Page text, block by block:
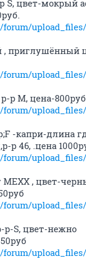
S, цвет-мокрый
upload_files/
, приглушённый
upload_files/
р М, цена-800руб
upload_files/
-капри-длина
р 46, .цена
upload_files/
MEXX , цвет-
upload_files/
р-S, цвет-нежно
upload_files/